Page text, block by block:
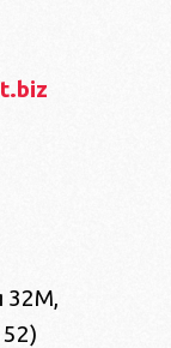
32М,